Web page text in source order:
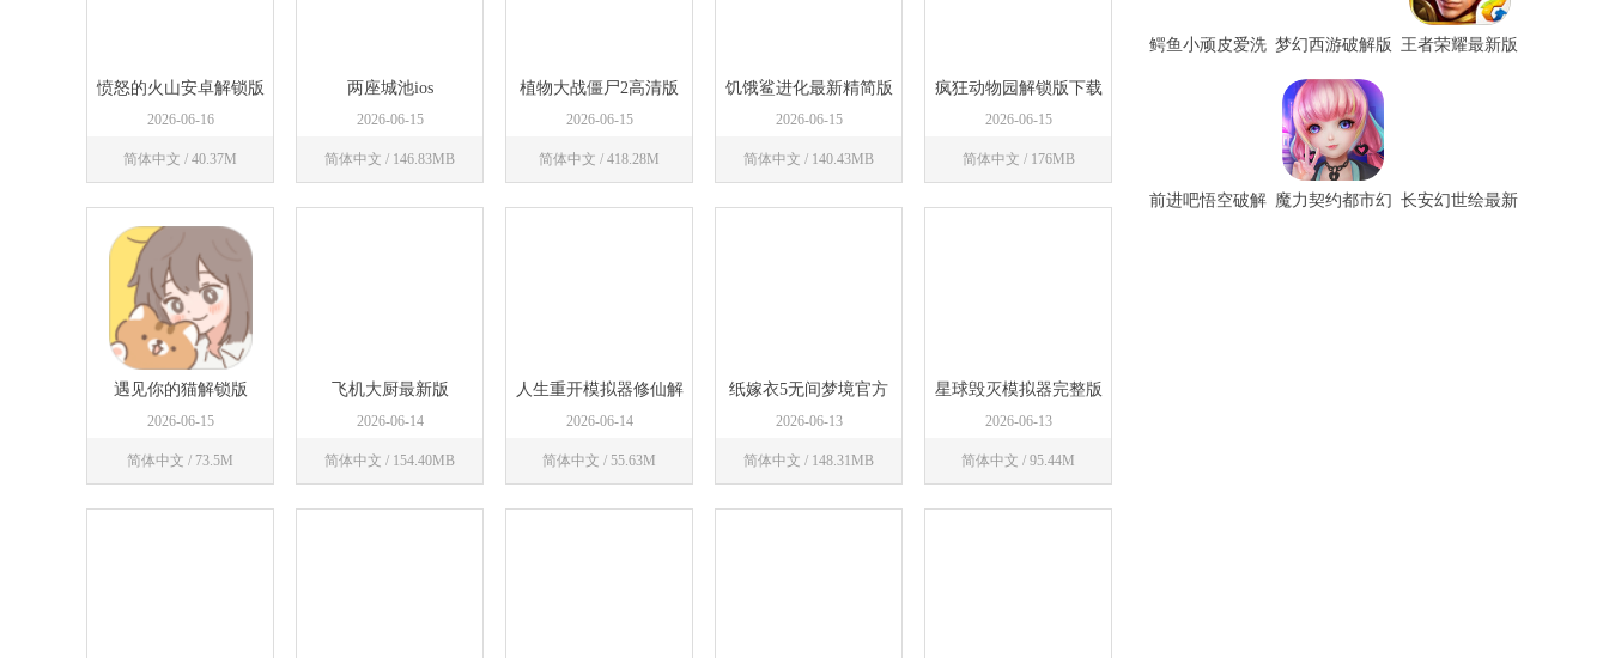
愤怒的火山安卓解锁版
立即下载
2026-06-16
简体中文 / 40.37M
两座城池ios
立即下载
2026-06-15
简体中文 / 146.83MB
植物大战僵尸2高清版
免费下载
立即下载
2026-06-15
简体中文 / 418.28M
饥饿鲨进化最新精简版
立即下载
2026-06-15
简体中文 / 140.43MB
疯狂动物园解锁版下载
立即下载
2026-06-15
简体中文 / 176MB
遇见你的猫解锁版
立即下载
2026-06-15
简体中文 / 73.5M
飞机大厨最新版
立即下载
2026-06-14
简体中文 / 154.40MB
人生重开模拟器修仙解
锁版
立即下载
2026-06-14
简体中文 / 55.63M
纸嫁衣5无间梦境官方
下载
立即下载
2026-06-13
简体中文 / 148.31MB
星球毁灭模拟器完整版
最新
立即下载
2026-06-13
简体中文 / 95.44M
鳄鱼小顽皮爱洗 梦幻西游破解版 王者荣耀最新版
前进吧悟空破解 魔力契约都市幻
长安幻世绘最新